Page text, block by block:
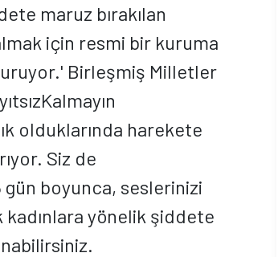
maruz bırakılan
almak için resmi bir kuruma
Birleşmiş Milletler
olduklarında harekete
Siz de
boyunca, seslerinizi
yönelik şiddete